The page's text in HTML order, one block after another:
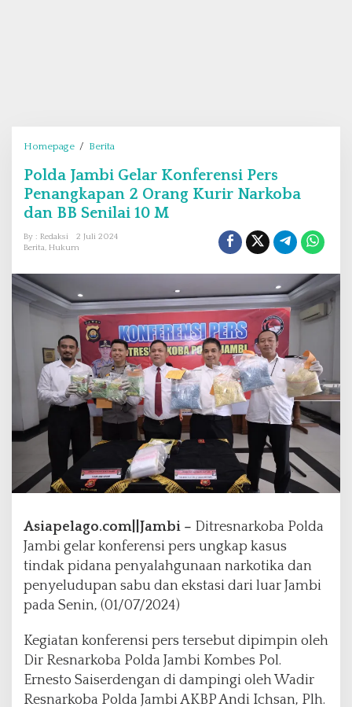
Homepage / Berita
d
a
a
b
G
a
r
K
o
e
n
i
r
s
P
n
g
k
Polda Jambi Gelar Konferensi Pers
Penangkapan 2 Orang Kurir Narkoba
dan BB Senilai 10 M
By : Redaksi
2 Juli 2024
Berita, Hukum
Asiapelago.com||Jambi – Ditresnarkoba Polda
Jambi gelar konferensi pers ungkap kasus
tindak pidana penyalahgunaan narkotika dan
penyeludupan sabu dan ekstasi dari luar Jambi
pada Senin, (01/07/2024)
Kegiatan konferensi pers tersebut dipimpin oleh
Dir Resnarkoba Polda Jambi Kombes Pol.
Ernesto Saiserdengan di dampingi oleh Wadir
Resnarkoba Polda Jambi AKBP Andi Ichsan, Plh.